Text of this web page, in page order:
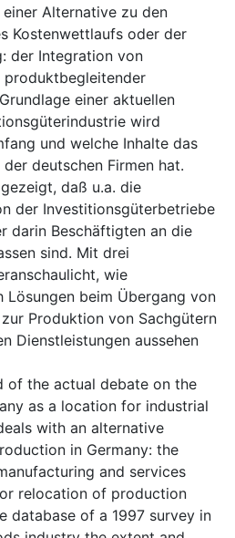
Alternative zu den
Kostenwettlaufs oder der
der Integration von
einer aktuellen
wird
und welche Inhalte das
deutschen Firmen hat.
daß u.a. die
der Investitionsgüterbetriebe
darin Beschäftigten an die
sind. Mit drei
wie
Lösungen beim Übergang von
Produktion von Sachgütern
Dienstleistungen aussehen
of the actual debate on the
as a location for industrial
with an alternative
in Germany: the
and services
relocation of production
database of a 1997 survey in